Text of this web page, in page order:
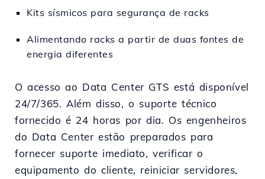
Kits sísmicos para segurança de racks
Alimentando racks a partir de duas fontes de
energia diferentes
O acesso ao Data Center GTS está disponível
24/7/365. Além disso, o suporte técnico
fornecido é 24 horas por dia. Os engenheiros
do Data Center estão preparados para
fornecer suporte imediato, verificar o
equipamento do cliente, reiniciar servidores,